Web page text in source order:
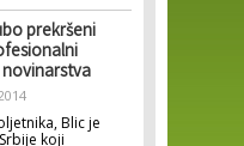
prekršeni
Blic je
koji